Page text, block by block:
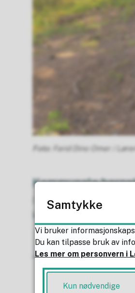
Farid Dino Omer /
Kommunale
I tabellen nedenfor
Barnehage
Benterud
Samtykke
Vi bruker
Du kan tilpasse bruk av
Les mer om personvern i
Kun nødvendige